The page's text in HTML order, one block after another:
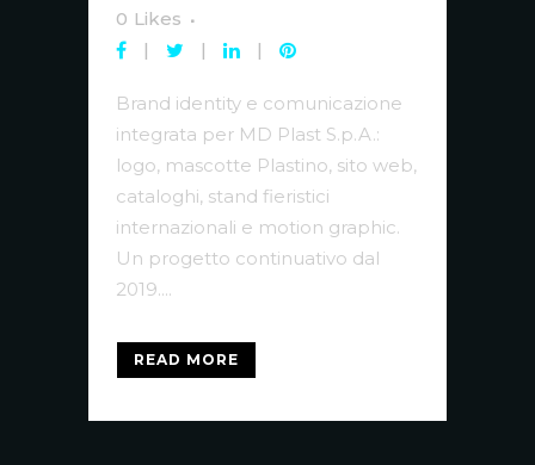
0 Likes
Brand identity e comunicazione
integrata per MD Plast S.p.A.:
logo, mascotte Plastino, sito web,
cataloghi, stand fieristici
internazionali e motion graphic.
Un progetto continuativo dal
2019....
READ MORE